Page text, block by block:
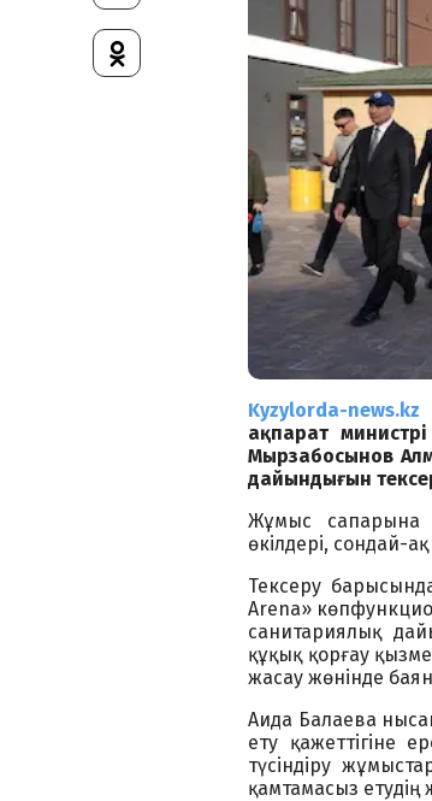
Kyzylorda-news.kz
ақпарат
Мырзабосынов
дайындығын
Жұмыс сапарына
өкілдері, сондай-
Тексеру
Arena»
санитариялық
құқық қорғау
жасау жөнінде
Аида Балаева
ету қажеттігіне
түсіндіру
қамтамасыз етудің